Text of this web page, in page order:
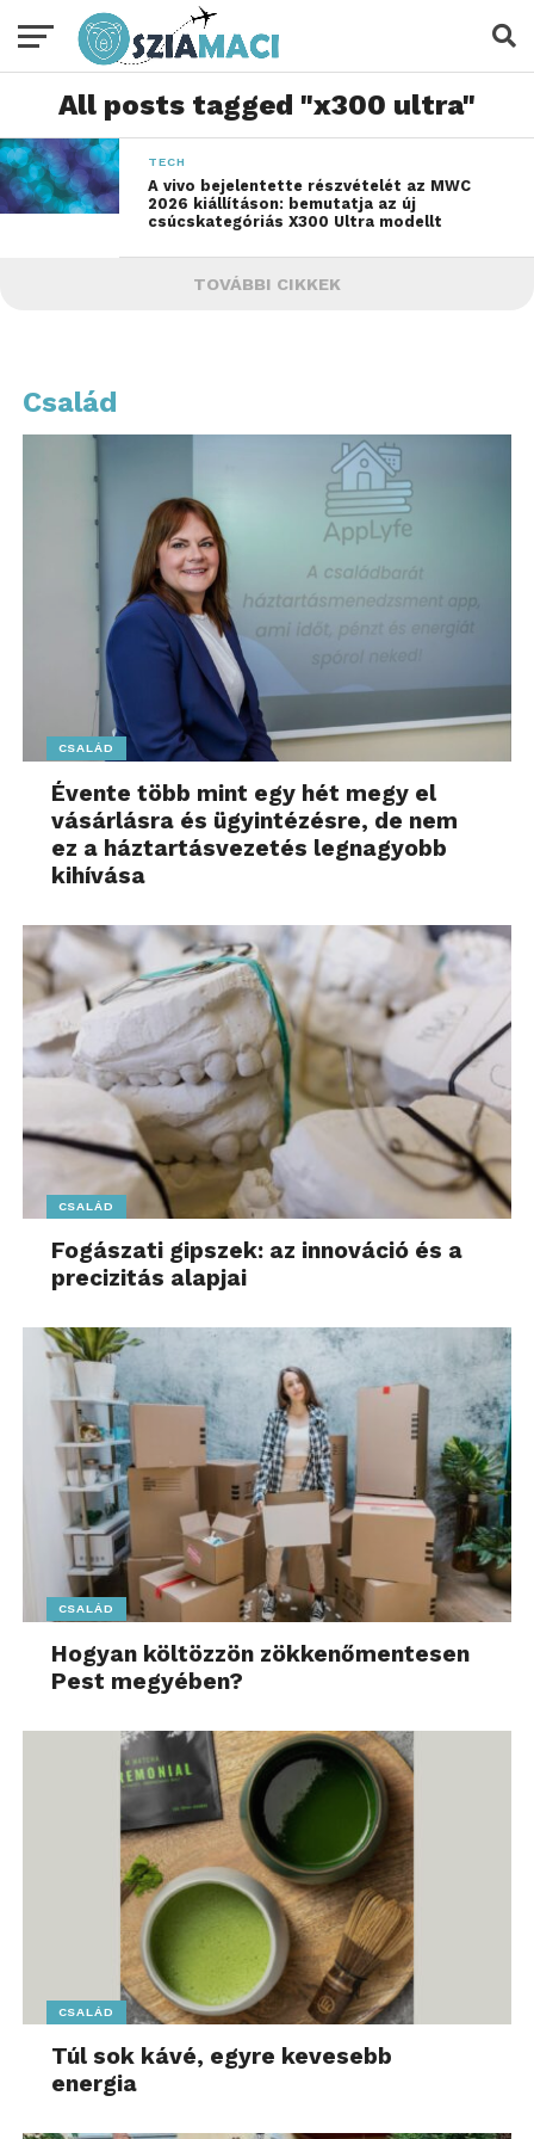
All posts tagged "x300 ultra"
TECH
A vivo bejelentette részvételét az MWC
2026 kiállításon: bemutatja az új
csúcskategóriás X300 Ultra modellt
TOVÁBBI CIKKEK
Család
CSALÁD
Évente több mint egy hét megy el
vásárlásra és ügyintézésre, de nem
ez a háztartásvezetés legnagyobb
kihívása
CSALÁD
Fogászati gipszek: az innováció és a
precizitás alapjai
CSALÁD
Hogyan költözzön zökkenőmentesen
Pest megyében?
CSALÁD
Túl sok kávé, egyre kevesebb
energia